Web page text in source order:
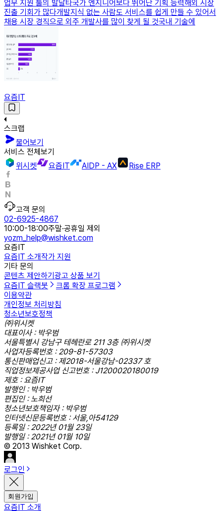
업무 지원 툴의 발달타국가 엔지니어보다 뛰어난 기획 능력해외 시장
진출 기회가 많다개발지식 없는 사람도 서비스를 쉽게 만들 수 있어서
채용 시장 경직으로 외주 개발사를 많이 찾게 될 것국내 기술에
요즘IT
스크랩
물어보기
서비스 전체보기
위시켓
요즘IT AIDP - AX Rise ERP
고객 문의
02-6925-4867
10:00-18:00주말·공휴일 제외
yozm_help@wishket.com
요즘IT
요즘IT 소개작가 지원
기타 문의
콘텐츠 제안하기 광고 상품 보기
요즘IT 슬랙봇
크롬 확장 프로그램
이용약관
개인정보 처리방침
청소년보호정책
㈜위시켓
대표이사 : 박우범
서울특별시 강남구 테헤란로 211 3층 ㈜위시켓
사업자등록번호 : 209-81-57303
통신판매업신고 : 제2018-서울강남-02337 호
직업정보제공사업 신고번호 : J1200020180019
제호 : 요즘IT
발행인 : 박우범
편집인 : 노희선
청소년보호책임자 : 박우범
인터넷신문등록번호 : 서울,아54129
등록일 : 2022년 01월 23일
발행일 : 2021년 01월 10일
© 2013 Wishket Corp.
로그인
회원가입
요즘IT 소개